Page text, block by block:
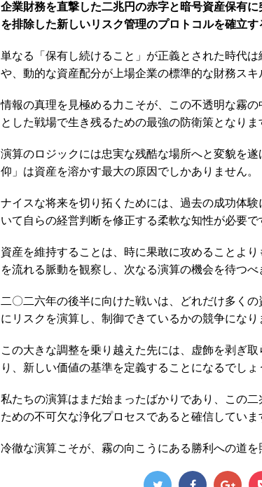
企業財務を直撃した二兆円の赤字と暗号資産保有
を排除した新しいリスク管理のプロトコルを確立
単なる「保有し続けること」が正義とされた時代
や、動的な資産配分が上場企業の標準的な財務スキ
情報の真理を見極める力こそが、この不透明な霧
とした戦場で生き残るための最強の防衛策となりま
演算のロジックには忠実な残酷な場所へと変貌を
仰」は資産を溶かす最大の原因でしかありません。
ナイスな将来を切り拓くためには、過去の成功体
いて自らの経営判断を修正する柔軟な知性が必要で
資産を維持することは、時に果敢に攻めることよ
を流れる脈動を観察し、次なる演算の機会を待つべ
二〇二六年の後半に向けた戦いは、どれだけ多く
にリスクを演算し、制御できているかの競争になり
この大きな調整を乗り越えた先には、虚飾を剥ぎ
り、新しい価値の基準を定義することになるでしょ
私たちの演算はまだ始まったばかりであり、この
ための不可欠な浄化プロセスであると確信していま
冷徹な演算こそが、霧の向こうにある勝利への道を